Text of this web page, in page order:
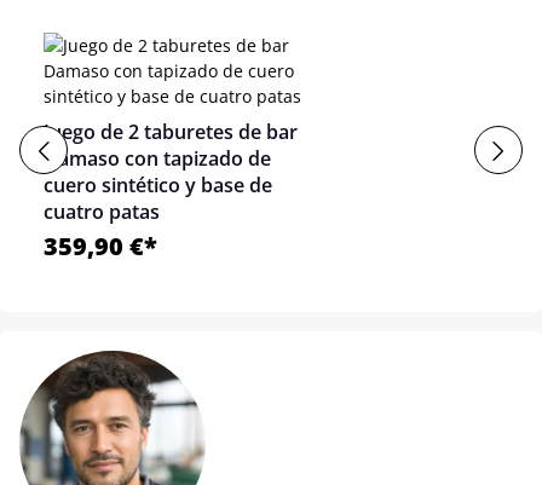
Juego de 2 taburetes de bar
Damaso con tapizado de
cuero sintético y base de
cuatro patas
359,90 €*